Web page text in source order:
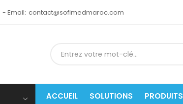
- Email: contact@sofimedmaroc.com
ACCUEIL SOLUTIONS PRODUITS